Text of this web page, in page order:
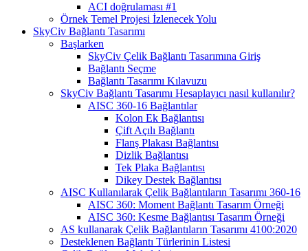
ACI doğrulaması #1
Örnek Temel Projesi İzlenecek Yolu
SkyCiv Bağlantı Tasarımı
Başlarken
SkyCiv Çelik Bağlantı Tasarımına Giriş
Bağlantı Seçme
Bağlantı Tasarımı Kılavuzu
SkyCiv Bağlantı Tasarımı Hesaplayıcı nasıl kullanılır?
AISC 360-16 Bağlantılar
Kolon Ek Bağlantısı
Çift Açılı Bağlantı
Flanş Plakası Bağlantısı
Dizlik Bağlantısı
Tek Plaka Bağlantısı
Dikey Destek Bağlantısı
AISC Kullanılarak Çelik Bağlantıların Tasarımı 360-16
AISC 360: Moment Bağlantı Tasarım Örneği
AISC 360: Kesme Bağlantısı Tasarım Örneği
AS kullanarak Çelik Bağlantıların Tasarımı 4100:2020
Desteklenen Bağlantı Türlerinin Listesi